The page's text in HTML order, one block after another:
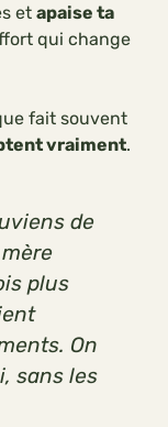
et apaise ta
qui change
fait souvent
vraiment.
de
plus
On
sans les